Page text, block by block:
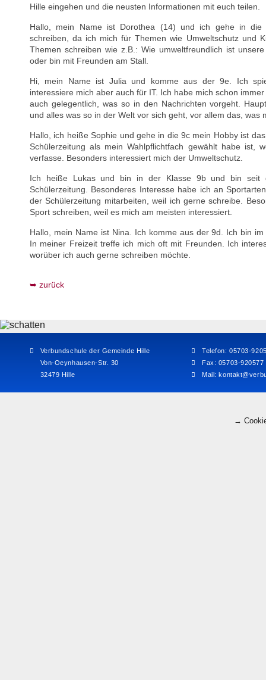
Hille eingehen und die neusten Informationen mit euch teilen.
Hallo, mein Name ist Dorothea (14) und ich gehe in
schreiben, da ich mich für Themen wie Umweltschutz und
Themen schreiben wie z.B.: Wie umweltfreundlich ist
oder bin mit Freunden am Stall.
Hi, mein Name ist Julia und komme aus der 9e. Ich
interessiere mich aber auch für IT. Ich habe mich schon
auch gelegentlich, was so in den Nachrichten vorgeht.
und alles was so in der Welt vor sich geht, vor allem das, was
Hallo, ich heiße Sophie und gehe in die 9c mein Hobby ist
Schülerzeitung als mein Wahlpflichtfach gewählt habe ist,
verfasse. Besonders interessiert mich der Umweltschutz.
Ich heiße Lukas und bin in der Klasse 9b und bin seit
Schülerzeitung. Besonderes Interesse habe ich an
der Schülerzeitung mitarbeiten, weil ich gerne schreibe.
Sport schreiben, weil es mich am meisten interessiert.
Hallo, mein Name ist Nina. Ich komme aus der 9d. Ich bin
In meiner Freizeit treffe ich mich oft mit Freunden. Ich
worüber ich auch gerne schreiben möchte.
zurück
Verbundschule der Gemeinde Hille
Von-Oeynhausen-Str. 30
32479 Hille
Telefon: 05703-
Fax: 05703-920577
Mail:
→